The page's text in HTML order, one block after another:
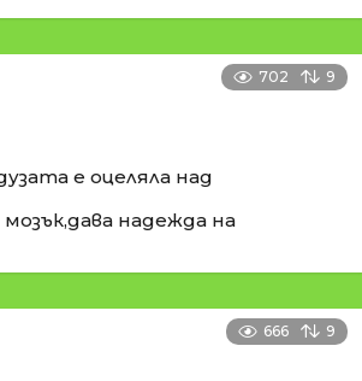
702 9
е оцеляла над
мозък,дава надежда на
666 9